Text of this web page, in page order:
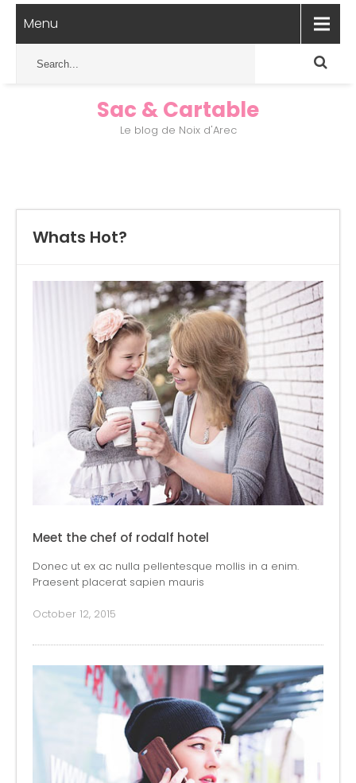
Menu
Sac & Cartable
Le blog de Noix d'Arec
Whats Hot?
Meet the chef of rodalf hotel
Donec ut ex ac nulla pellentesque mollis in a enim.
Praesent placerat sapien mauris
October 12, 2015